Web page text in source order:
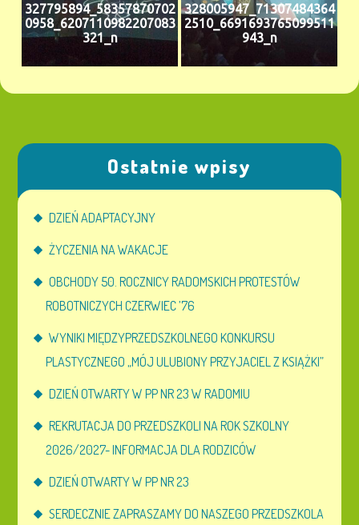
327795894_58357870702
0958_6207110982207083
321_n
328005947_71307484364
2510_6691693765099511
943_n
Ostatnie wpisy
DZIEŃ ADAPTACYJNY
ŻYCZENIA NA WAKACJE
OBCHODY 50. ROCZNICY RADOMSKICH PROTESTÓW
ROBOTNICZYCH CZERWIEC ’76
WYNIKI MIĘDZYPRZEDSZKOLNEGO KONKURSU
PLASTYCZNEGO „MÓJ ULUBIONY PRZYJACIEL Z KSIĄŻKI”
DZIEŃ OTWARTY W PP NR 23 W RADOMIU
REKRUTACJA DO PRZEDSZKOLI NA ROK SZKOLNY
2026/2027- INFORMACJA DLA RODZICÓW
DZIEŃ OTWARTY W PP NR 23
SERDECZNIE ZAPRASZAMY DO NASZEGO PRZEDSZKOLA